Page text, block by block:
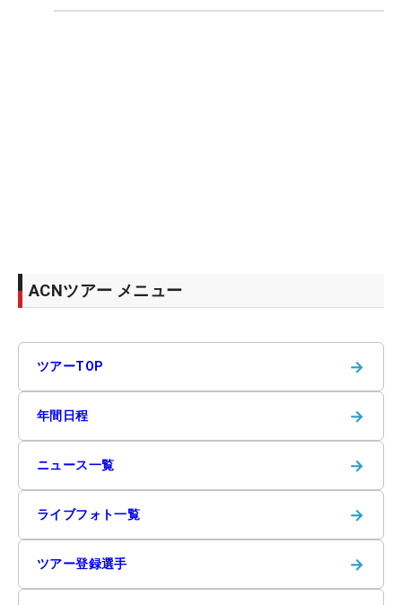
ACNツアー メニュー
ツアーTOP →
年間日程 →
ニュース一覧 →
ライブフォト一覧 →
ツアー登録選手 →